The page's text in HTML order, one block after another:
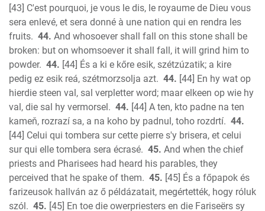
[43] C'est pourquoi, je vous le dis, le royaume de Dieu vous
sera enlevé, et sera donné à une nation qui en rendra les
fruits. 44. And whosoever shall fall on this stone shall be
broken: but on whomsoever it shall fall, it will grind him to
powder. 44. [44] És a ki e kőre esik, szétzúzatik; a kire
pedig ez esik reá, szétmorzsolja azt. 44. [44] En hy wat op
hierdie steen val, sal verpletter word; maar elkeen op wie hy
val, die sal hy vermorsel. 44. [44] A ten, kto padne na ten
kameň, rozrazí sa, a na koho by padnul, toho rozdrtí. 44.
[44] Celui qui tombera sur cette pierre s'y brisera, et celui
sur qui elle tombera sera écrasé. 45. And when the chief
priests and Pharisees had heard his parables, they
perceived that he spake of them. 45. [45] És a főpapok és
farizeusok hallván az ő példázatait, megértették, hogy róluk
szól. 45. [45] En toe die owerpriesters en die Fariseërs sy